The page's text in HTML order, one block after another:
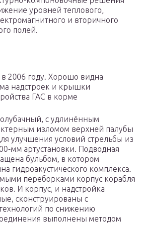
уровней теплового,
и вторичного
полей.
2006 году. Хорошо видна
надстроек и крышки
ГАС в корме
с удлинённым
изломом верхней палубы
улучшения условий стрельбы из
мм артустановки. Подводная
бульбом, в котором
гидроакустического комплекса.
переборками корпус корабля
И корпус, и надстройка
сконструированы с
по снижению
выполнены методом